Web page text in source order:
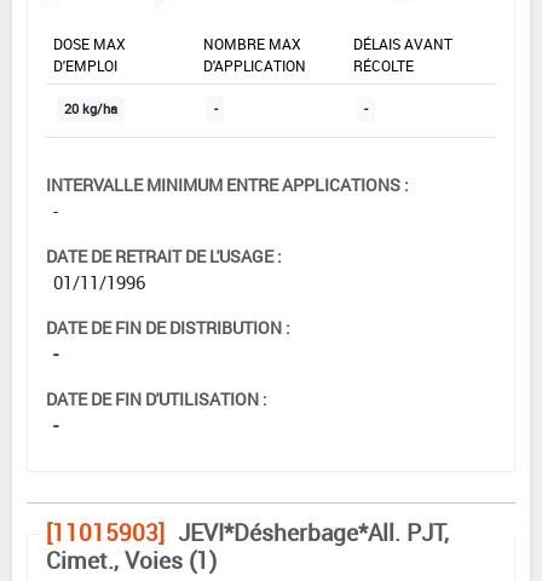
DOSE MAX
D'EMPLOI
NOMBRE MAX
D'APPLICATION
DÉLAIS AVANT
RÉCOLTE
20 kg/ha - -
INTERVALLE MINIMUM ENTRE APPLICATIONS :
-
DATE DE RETRAIT DE L'USAGE :
01/11/1996
DATE DE FIN DE DISTRIBUTION :
-
DATE DE FIN D'UTILISATION :
-
[11015903] JEVI*Désherbage*All. PJT,
Cimet., Voies (1)